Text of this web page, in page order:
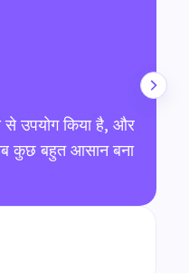
उपयोग किया है, और
कुछ बहुत आसान बना